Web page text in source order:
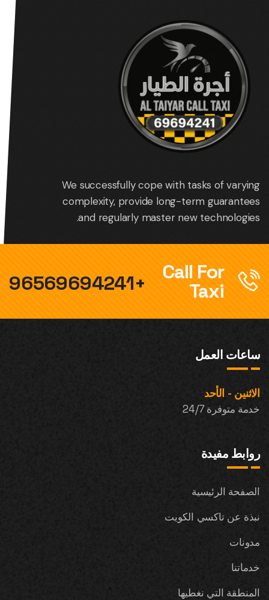
We successfully cope with tasks of varying
complexity, provide long-term guarantees
and regularly master new technologies.
Call For
Taxi
+96569694241
ساعات العمل
الاثنين - الأحد
خدمة متوفرة 24/7
روابط مفيدة
الصفحة الرئيسية
نبذة عن تاكسي الكويت
مدونات
خدماتنا
المنطقة التي نغطيها